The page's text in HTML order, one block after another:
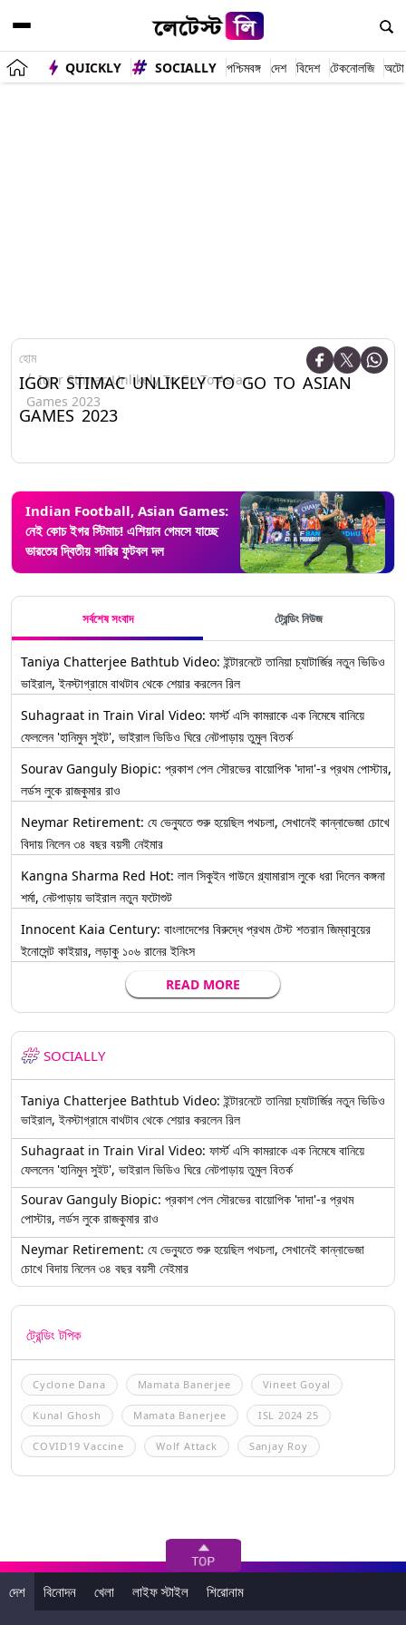
QUICKLY SOCIALLY পশ্চিমবঙ্গ দেশ বিদেশ টেকনোলজি অটো
হোম
Igor Stimac Unlikely To Go To Asian
Games 2023
IGOR STIMAC UNLIKELY TO GO TO ASIAN
GAMES 2023
Indian Football, Asian Games:
নেই কোচ ইগর স্টিমাচ! এশিয়ান গেমসে যাচ্ছে
ভারতের দ্বিতীয় সারির ফুটবল দল
সর্বশেষ সংবাদ ট্রেন্ডিং নিউজ
Taniya Chatterjee Bathtub Video: ইন্টারনেটে তানিয়া চ্যাটার্জির নতুন ভিডিও
ভাইরাল, ইনস্টাগ্রামে বাথটাব থেকে শেয়ার করলেন রিল
Suhagraat in Train Viral Video: ফার্স্ট এসি কামরাকে এক নিমেষে বানিয়ে
ফেললেন 'হানিমুন সুইট', ভাইরাল ভিডিও ঘিরে নেটপাড়ায় তুমুল বিতর্ক
Sourav Ganguly Biopic: প্রকাশ পেল সৌরভের বায়োপিক 'দাদা'-র প্রথম পোস্টার,
লর্ডস লুকে রাজকুমার রাও
Neymar Retirement: যে ভেন্যুতে শুরু হয়েছিল পথচলা, সেখানেই কান্নাভেজা চোখে
বিদায় নিলেন ৩৪ বছর বয়সী নেইমার
Kangna Sharma Red Hot: লাল সিকুইন গাউনে গ্ল্যামারাস লুকে ধরা দিলেন কঙ্গনা
শর্মা, নেটপাড়ায় ভাইরাল নতুন ফটোশুট
Innocent Kaia Century: বাংলাদেশের বিরুদ্ধে প্রথম টেস্ট শতরান জিম্বাবুয়ের
ইনোসেন্ট কাইয়ার, লড়াকু ১০৬ রানের ইনিংস
READ MORE
SOCIALLY
Taniya Chatterjee Bathtub Video: ইন্টারনেটে তানিয়া চ্যাটার্জির নতুন ভিডিও
ভাইরাল, ইনস্টাগ্রামে বাথটাব থেকে শেয়ার করলেন রিল
Suhagraat in Train Viral Video: ফার্স্ট এসি কামরাকে এক নিমেষে বানিয়ে
ফেললেন 'হানিমুন সুইট', ভাইরাল ভিডিও ঘিরে নেটপাড়ায় তুমুল বিতর্ক
Sourav Ganguly Biopic: প্রকাশ পেল সৌরভের বায়োপিক 'দাদা'-র প্রথম
পোস্টার, লর্ডস লুকে রাজকুমার রাও
Neymar Retirement: যে ভেন্যুতে শুরু হয়েছিল পথচলা, সেখানেই কান্নাভেজা
চোখে বিদায় নিলেন ৩৪ বছর বয়সী নেইমার
ট্রেন্ডিং টপিক
Cyclone Dana Mamata Banerjee Vineet Goyal
Kunal Ghosh Mamata Banerjee ISL 2024 25
COVID19 Vaccine Wolf Attack Sanjay Roy
দেশ বিনোদন খেলা লাইফ স্টাইল শিরোনাম